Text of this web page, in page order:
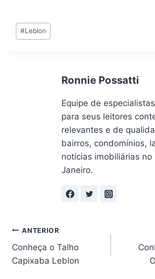
Tags
do
#Leblon
Ronnie Possatti
Equipe de
para seus leitores
relevantes e de
bairros, condomínios,
notícias imobiliárias no
Janeiro.
Navegação
de
ANTERIOR
Conheça o Talho
Capixaba Leblon